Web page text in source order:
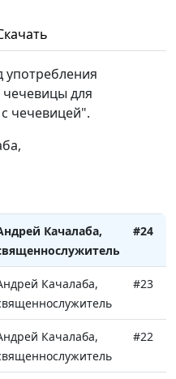
чечевицы для
чечевицей".
Качалаба,
Андрей Качалаба,
Качалаба,
#24
Качалаба,
#23
Качалаба,
#22